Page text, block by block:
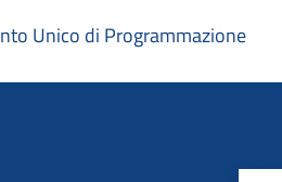
Unico di Programmazione